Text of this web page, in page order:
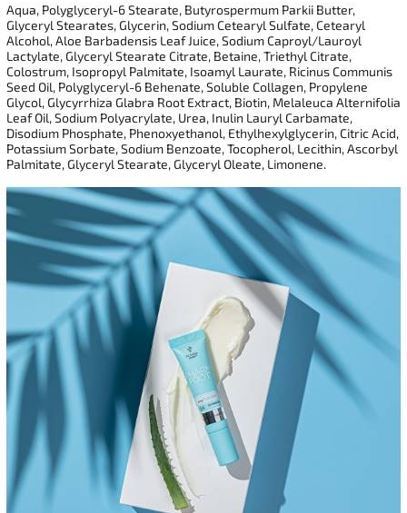
Aqua, Polyglyceryl-6 Stearate, Butyrospermum Parkii Butter,
Glyceryl Stearates, Glycerin, Sodium Cetearyl Sulfate, Cetearyl
Alcohol, Aloe Barbadensis Leaf Juice, Sodium Caproyl/Lauroyl
Lactylate, Glyceryl Stearate Citrate, Betaine, Triethyl Citrate,
Colostrum, Isopropyl Palmitate, Isoamyl Laurate, Ricinus Communis
Seed Oil, Polyglyceryl-6 Behenate, Soluble Collagen, Propylene
Glycol, Glycyrrhiza Glabra Root Extract, Biotin, Melaleuca Alternifolia
Leaf Oil, Sodium Polyacrylate, Urea, Inulin Lauryl Carbamate,
Disodium Phosphate, Phenoxyethanol, Ethylhexylglycerin, Citric Acid,
Potassium Sorbate, Sodium Benzoate, Tocopherol, Lecithin, Ascorbyl
Palmitate, Glyceryl Stearate, Glyceryl Oleate, Limonene.